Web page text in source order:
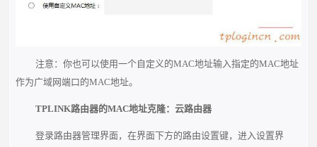
注意：你也可以使用一个自定义的MAC地址输入指定的MAC地址
作为广域网端口的MAC地址。
TPLINK路由器的MAC地址克隆：云路由器
登录路由器管理界面，在界面下方的路由设置键，进入设置界